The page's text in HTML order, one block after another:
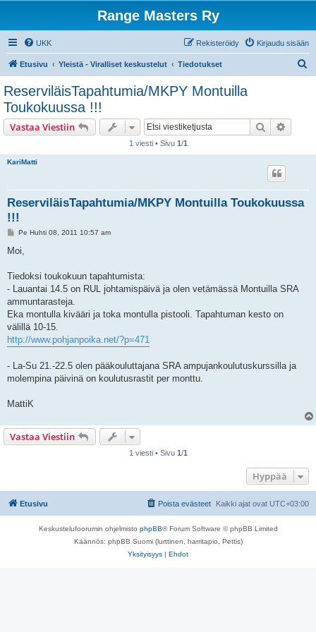
Range Masters Ry
UKK Kirjaudu sisään
Rekisteröidy
Etusivu Yleistä - Viralliset keskustelut Tiedotukset
ReserviläisTapahtumia/MKPY Montuilla
Toukokuussa !!!
Vastaa Viestiin Etsi
1 viesti • Sivu 1/1
KariMatti
ReserviläisTapahtumia/MKPY Montuilla Toukokuussa
!!!
V
e
i
Pe Huhti 08, 2011 10:57 am
Moi,
Tiedoksi toukokuun tapahtumista:
- Lauantai 14.5 on RUL johtamispäivä ja olen vetämässä Montuilla SRA
ammuntarasteja.
Eka montulla kivääri ja toka montulla pistooli. Tapahtuman kesto on
välillä 10-15.
http://www.pohjanpoika.net/?p=471
- La-Su 21.-22.5 olen pääkouluttajana SRA ampujankoulutuskurssilla ja
molempina päivinä on koulutusrastit per monttu.
MattiK
Vastaa Viestiin
1 viesti • Sivu 1/1
Hyppää
Etusivu Kaikki ajat ovat UTC+03:00
Poista evästeet
Keskustelufoorumin ohjelmisto phpBB® Forum Software © phpBB Limited
Käännös: phpBB Suomi (lurttinen, harritapio, Pettis)
Yksityisyys | Ehdot